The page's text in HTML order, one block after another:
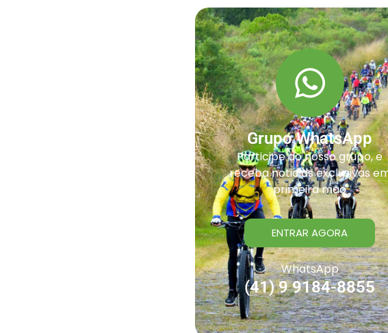
Grupo WhatsApp
Participe do nosso grupo, e
receba noticias exclusivas
primeira mão
ENTRAR AGORA
WhatsApp
(41) 9 9184-8855